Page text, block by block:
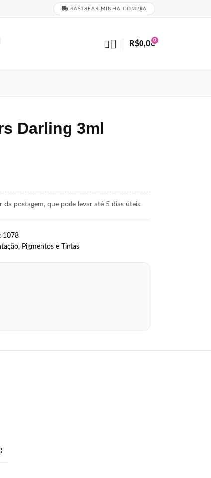
RASTREAR MINHA COMPRA
0
R$0,00
Darling 3ml
postagem, que pode levar até 5 dias úteis.
1078
, Pigmentos e Tintas